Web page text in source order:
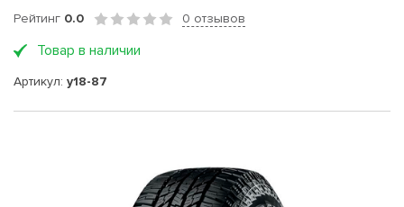
Рейтинг 0.0 0 отзывов
Товар в наличии
Артикул: y18-87